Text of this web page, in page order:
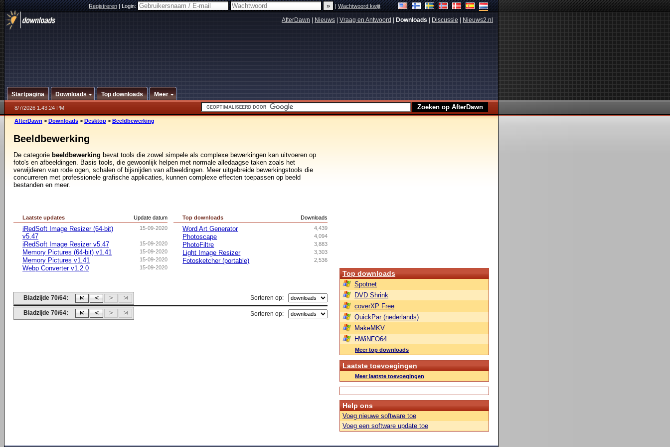
Registreren|Login: |Wachtwoord kwijt
AfterDawn Nieuws Vraag en Antwoord Downloads Discussie Nieuws2.nl
Startpagina Downloads Top downloads Meer
8/7/2026 1:43:24 PM
AfterDawn > Downloads > Desktop > Beeldbewerking
Beeldbewerking
De categorie beeldbewerking bevat tools die zowel simpele als complexe bewerkingen kan uitvoeren op
foto's en afbeeldingen. Basis tools, die gewoonlijk helpen met normale alledaagse taken zoals het
verwijderen van rode ogen, schalen of bijsnijden van afbeeldingen. Meer uitgebreide bewerkingstools die
concurreren met professionele grafische applicaties, kunnen complexe effecten toepassen op beeld
bestanden en meer.
Update datum
Laatste updates
15-09-2020
iRedSoft Image Resizer (64-bit)
v5.47
15-09-2020
iRedSoft Image Resizer v5.47
15-09-2020
Memory Pictures (64-bit) v1.41
15-09-2020
Memory Pictures v1.41
15-09-2020
Webp Converter v1.2.0
Downloads
Top downloads
4,439
Word Art Generator
4,094
Photoscape
3,883
PhotoFiltre
3,303
Light Image Resizer
2,536
Fotosketcher (portable)
Bladzijde 70/64: Sorteren op:
Bladzijde 70/64: Sorteren op:
Top downloads
Spotnet
DVD Shrink
coverXP Free
QuickPar (nederlands)
MakeMKV
HWiNFO64
Meer top downloads
Laatste toevoegingen
Meer laatste toevoegingen
Help ons
Voeg nieuwe software toe
Voeg een software update toe